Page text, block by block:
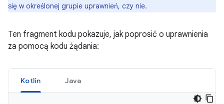
się w określonej grupie uprawnień, czy nie.
Ten fragment kodu pokazuje, jak poprosić o uprawnienia
za pomocą kodu żądania:
Kotlin Java